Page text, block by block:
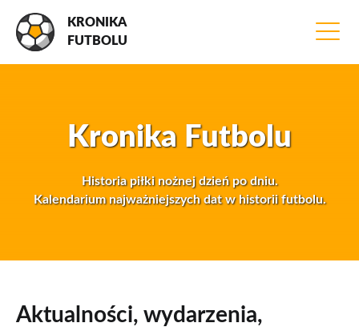
KRONIKA
FUTBOLU
Kronika Futbolu
Historia piłki nożnej dzień po dniu.
Kalendarium najważniejszych dat w historii futbolu.
Aktualności, wydarzenia,